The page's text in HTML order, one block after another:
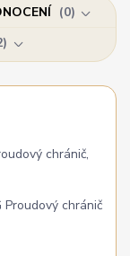
0
chránič,